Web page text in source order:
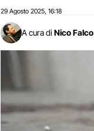
29 Agosto 2025 16:18
A cura di Nico Falco